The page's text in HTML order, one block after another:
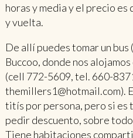
horas y media y el precio
y vuelta.
De allí puedes tomar un
Buccoo, donde nos
(cell 772-5609, tel. 660-
themillers1@hotmail.com).
titís por persona, pero si es
pedir descuento, sobre
Tiene habitaciones